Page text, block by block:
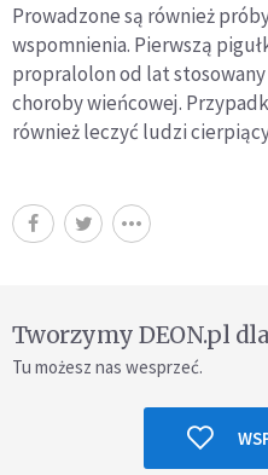
Prowadzone są również
wspomnienia. Pierwszą
propralolon od lat
choroby wieńcowej.
również leczyć ludzi
Tworzymy DEON.pl
Tu możesz nas wesprzeć.